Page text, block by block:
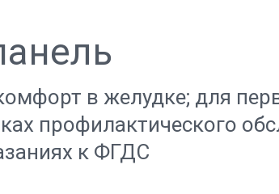
в желудке; для
профилактического
к ФГДС